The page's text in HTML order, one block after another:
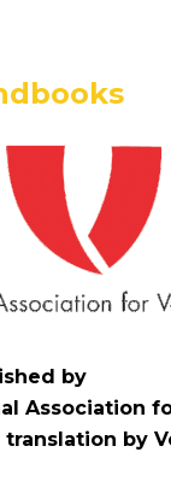
by
Association
translation by